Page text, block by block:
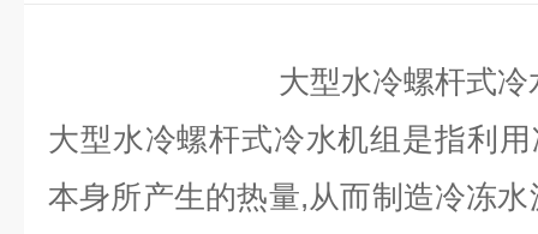
大型水冷螺杆式冷
大型水冷螺杆式冷水机组是指利
本身所产生的热量,从而制造冷冻